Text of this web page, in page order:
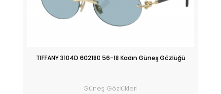
TIFFANY 3104D 602180 56-18 Kadın Güneş Gözlüğü
Güneş Gözlükleri